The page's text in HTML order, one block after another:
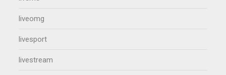
liveomg
livesport
livestream